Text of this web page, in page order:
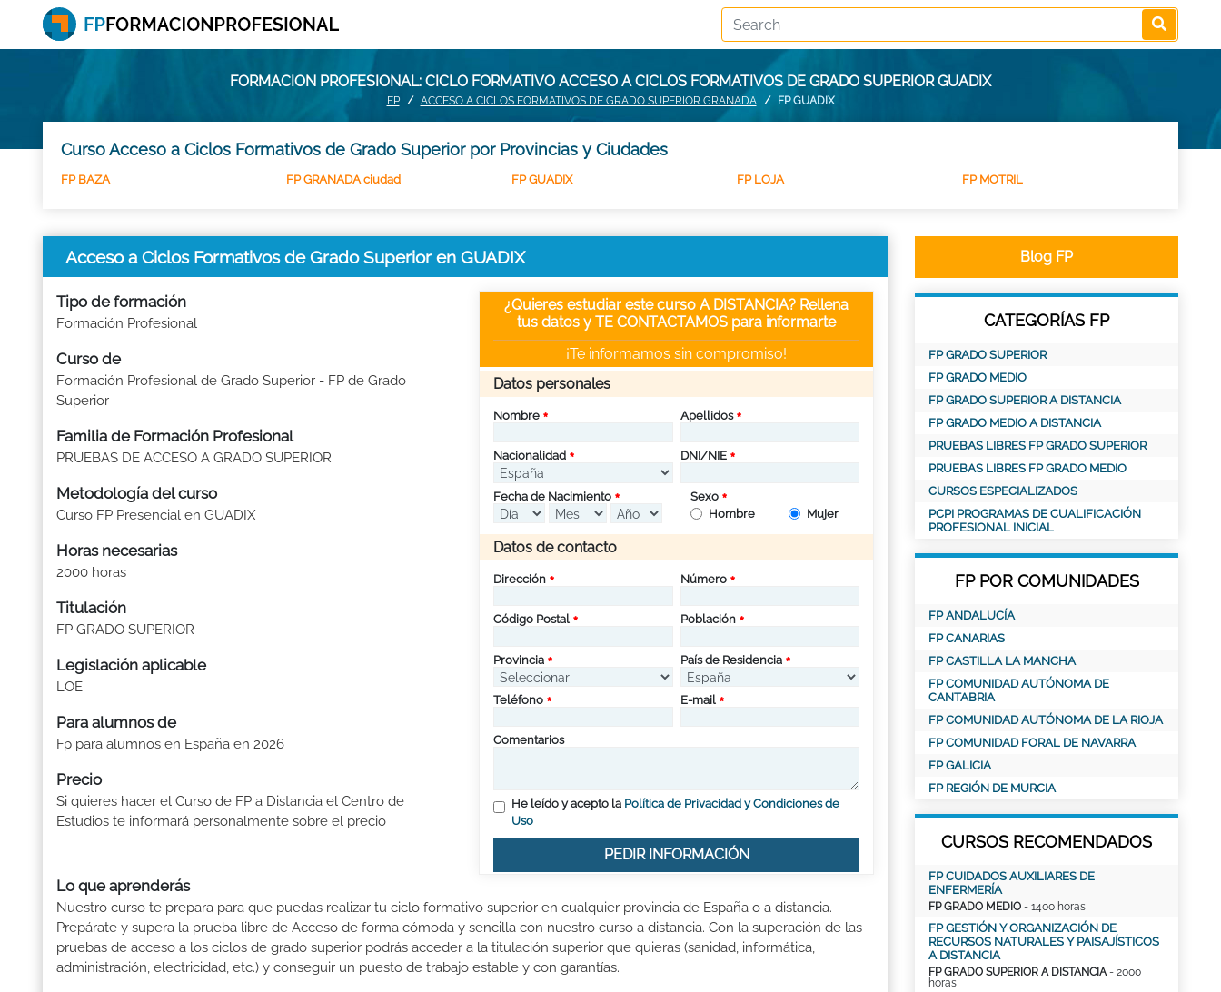
FORMACION PROFESIONAL: CICLO FORMATIVO ACCESO A CICLOS FORMATIVOS DE GRADO SUPERIOR GUADIX
FP ACCESO A CICLOS FORMATIVOS DE GRADO SUPERIOR GRANADA FP GUADIX
Curso Acceso a Ciclos Formativos de Grado Superior por Provincias y Ciudades
FP BAZA FP GRANADA ciudad FP GUADIX FP LOJA FP MOTRIL
Acceso a Ciclos Formativos de Grado Superior en GUADIX
Tipo de formación
Formación Profesional
Curso de
Formación Profesional de Grado Superior - FP de Grado
Superior
Familia de Formación Profesional
PRUEBAS DE ACCESO A GRADO SUPERIOR
Metodología del curso
Curso FP Presencial en GUADIX
Horas necesarias
2000 horas
Titulación
FP GRADO SUPERIOR
Legislación aplicable
LOE
Para alumnos de
Fp para alumnos en España en 2026
Precio
Si quieres hacer el Curso de FP a Distancia el Centro de
Estudios te informará personalmente sobre el precio
¿Quieres estudiar este curso A DISTANCIA? Rellena
tus datos y TE CONTACTAMOS para informarte
¡Te informamos sin compromiso!
Datos personales
Nombre Apellidos
Nacionalidad DNI/NIE
Fecha de Nacimiento
Sexo
Hombre
Mujer
Datos de contacto
Dirección Número
Código Postal Población
Provincia País de Residencia
Teléfono E-mail
Comentarios
He leído y acepto la Política de Privacidad y Condiciones de
Uso
PEDIR INFORMACIÓN
Lo que aprenderás
Nuestro curso te prepara para que puedas realizar tu ciclo formativo superior en cualquier provincia de España o a distancia.
Prepárate y supera la prueba libre de Acceso de forma cómoda y sencilla con nuestro curso a distancia. Con la superación de las
pruebas de acceso a los ciclos de grado superior podrás acceder a la titulación superior que quieras (sanidad, informática,
administración, electricidad, etc.) y conseguir un puesto de trabajo estable y con garantías.
Blog FP
CATEGORÍAS FP
FP GRADO SUPERIOR
FP GRADO MEDIO
FP GRADO SUPERIOR A DISTANCIA
FP GRADO MEDIO A DISTANCIA
PRUEBAS LIBRES FP GRADO SUPERIOR
PRUEBAS LIBRES FP GRADO MEDIO
CURSOS ESPECIALIZADOS
PCPI PROGRAMAS DE CUALIFICACIÓN
PROFESIONAL INICIAL
FP POR COMUNIDADES
FP ANDALUCÍA
FP CANARIAS
FP CASTILLA LA MANCHA
FP COMUNIDAD AUTÓNOMA DE
CANTABRIA
FP COMUNIDAD AUTÓNOMA DE LA RIOJA
FP COMUNIDAD FORAL DE NAVARRA
FP GALICIA
FP REGIÓN DE MURCIA
CURSOS RECOMENDADOS
FP CUIDADOS AUXILIARES DE
ENFERMERÍA
FP GRADO MEDIO - 1400 horas
FP GESTIÓN Y ORGANIZACIÓN DE
RECURSOS NATURALES Y PAISAJÍSTICOS
A DISTANCIA
FP GRADO SUPERIOR A DISTANCIA- 2000
horas